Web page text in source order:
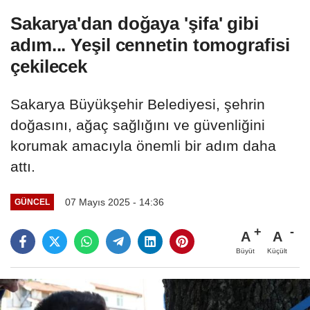
Sakarya'dan doğaya 'şifa' gibi
adım... Yeşil cennetin tomografisi
çekilecek
Sakarya Büyükşehir Belediyesi, şehrin
doğasını, ağaç sağlığını ve güvenliğini
korumak amacıyla önemli bir adım daha
attı.
GÜNCEL 07 Mayıs 2025 - 14:36
A
Büyüt
A
Küçült